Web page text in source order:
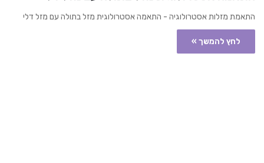
התאמת מזלות אסטרולוגיה - התאמה אסטרולוגית מזל בתולה עם מזל דלי
לחץ להמשך »